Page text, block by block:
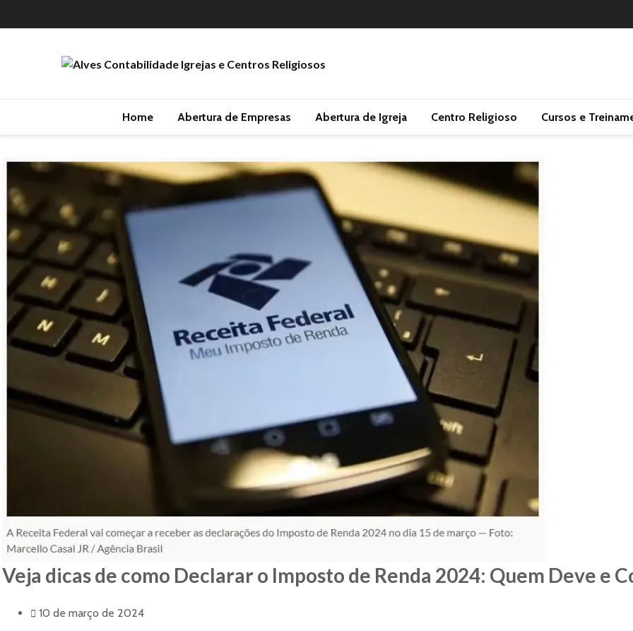
Home Abertura de Empresas Abertura de Igreja Centro Religioso Cursos e
Veja dicas de como Declarar o Imposto de Renda 2024: Quem Deve e
10 de março de 2024